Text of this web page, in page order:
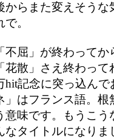
からまた変えそうな
で。
「不屈」が終わって
「花散」さえ終わっ
hit記念に突っ込ん
」はフランス語。
意味です。もうこ
なタイトルになりま